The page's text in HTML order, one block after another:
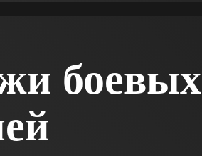
боевых